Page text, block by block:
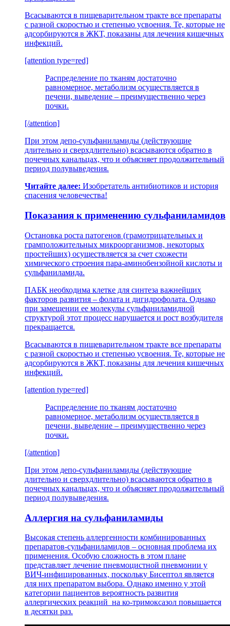
Всасываются в пищеварительном тракте все препараты
с разной скоростью и степенью усвоения. Те, которые не
адсорбируются в ЖКТ, показаны для лечения кишечных
инфекций.
[attention type=red]
Распределение по тканям достаточно
равномерное, метаболизм осуществляется в
печени, выведение – преимущественно через
почки.
[/attention]
При этом депо-сульфаниламиды (действующие
длительно и сверхдлительно) всасываются обратно в
почечных канальцах, что и объясняет продолжительный
период полувыведения.
Читайте далее: Изобретатель антибиотиков и история
спасения человечества!
Показания к применению сульфаниламидов
Остановка роста патогенов (грамотрицательных и
грамположительных микроорганизмов, некоторых
простейших) осуществляется за счет схожести
химического строения пара-аминобензойной кислоты и
сульфаниламида.
ПАБК необходима клетке для синтеза важнейших
факторов развития – фолата и дигидрофолата. Однако
при замещении ее молекулы сульфаниламидной
структурой этот процесс нарушается и рост возбудителя
прекращается.
Всасываются в пищеварительном тракте все препараты
с разной скоростью и степенью усвоения. Те, которые не
адсорбируются в ЖКТ, показаны для лечения кишечных
инфекций.
[attention type=red]
Распределение по тканям достаточно
равномерное, метаболизм осуществляется в
печени, выведение – преимущественно через
почки.
[/attention]
При этом депо-сульфаниламиды (действующие
длительно и сверхдлительно) всасываются обратно в
почечных канальцах, что и объясняет продолжительный
период полувыведения.
Аллергия на сульфаниламиды
Высокая степень аллергенности комбинированных
препаратов-сульфаниламидов – основная проблема их
применения. Особую сложность в этом плане
представляет лечение пневмоцистной пневмонии у
ВИЧ-инфицированных, поскольку Бисептол является
для них препаратом выбора. Однако именно у этой
категории пациентов вероятность развития
аллергических реакций на ко-тримоксазол повышается
в десятки раз.